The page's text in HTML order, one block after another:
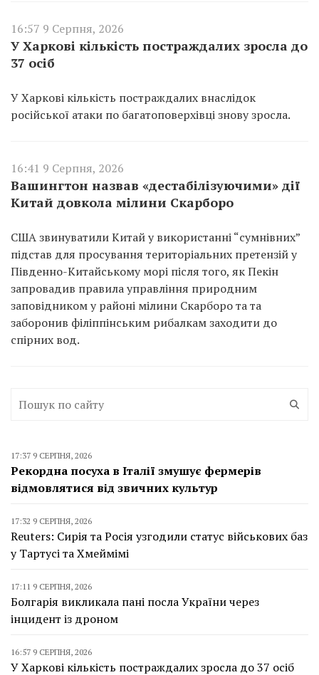
16:57 9 Серпня, 2026
У Харкові кількість постраждалих зросла до
37 осіб
У Харкові кількість постраждалих внаслідок
російської атаки по багатоповерхівці знову зросла.
16:41 9 Серпня, 2026
Вашингтон назвав «дестабілізуючими» дії
Китай довкола мілини Скарборо
США звинуватили Китай у використанні “сумнівних”
підстав для просування територіальних претензій у
Південно-Китайському морі після того, як Пекін
запровадив правила управління природним
заповідником у районі мілини Скарборо та та
заборонив філіппінським рибалкам заходити до
спірних вод.
17:37 9 СЕРПНЯ, 2026
Рекордна посуха в Італії змушує фермерів
відмовлятися від звичних культур
17:32 9 СЕРПНЯ, 2026
Reuters: Сирія та Росія узгодили статус військових баз
у Тартусі та Хмеймімі
17:11 9 СЕРПНЯ, 2026
Болгарія викликала пані посла України через
інцидент із дроном
16:57 9 СЕРПНЯ, 2026
У Харкові кількість постраждалих зросла до 37 осіб